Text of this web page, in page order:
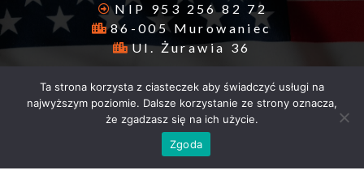
NIP 953 256 82 72
86-005 Murowaniec
Ul. Żurawia 36
Godziny otwarcia
Pn. - Sb. 10-16
Ta strona korzysta z ciasteczek aby świadczyć usługi na
najwyższym poziomie. Dalsze korzystanie ze strony oznacza,
że zgadzasz się na ich użycie.
Zgoda